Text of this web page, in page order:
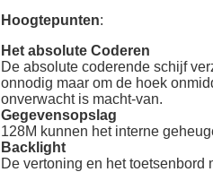
Hoogtepunten:
Het absolute Coderen
De absolute coderende schijf
onnodig maar om de hoek
onverwacht is macht-van.
Gegevensopslag
128M kunnen het interne
Backlight
De vertoning en het toetsenbord